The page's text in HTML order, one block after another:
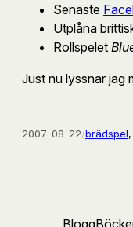
Senaste
Utplåna
Rollspelet
Just nu lyssnar jag
2007-08-22/brädspel,
Blogg